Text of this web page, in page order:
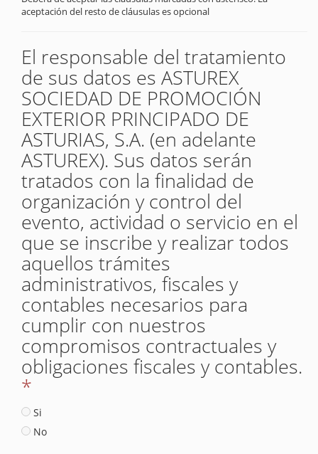
aceptación del resto de cláusulas es opcional
El responsable del tratamiento
de sus datos es ASTUREX
SOCIEDAD DE PROMOCIÓN
EXTERIOR PRINCIPADO DE
ASTURIAS, S.A. (en adelante
ASTUREX). Sus datos serán
tratados con la finalidad de
organización y control del
evento, actividad o servicio en el
que se inscribe y realizar todos
aquellos trámites
administrativos, fiscales y
contables necesarios para
cumplir con nuestros
compromisos contractuales y
obligaciones fiscales y contables.
*
Si
No